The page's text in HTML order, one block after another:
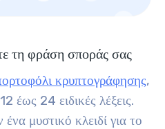
τη φράση σποράς σας
κρυπτογράφησης,
έως 24 ειδικές λέξεις.
ένα μυστικό κλειδί για το